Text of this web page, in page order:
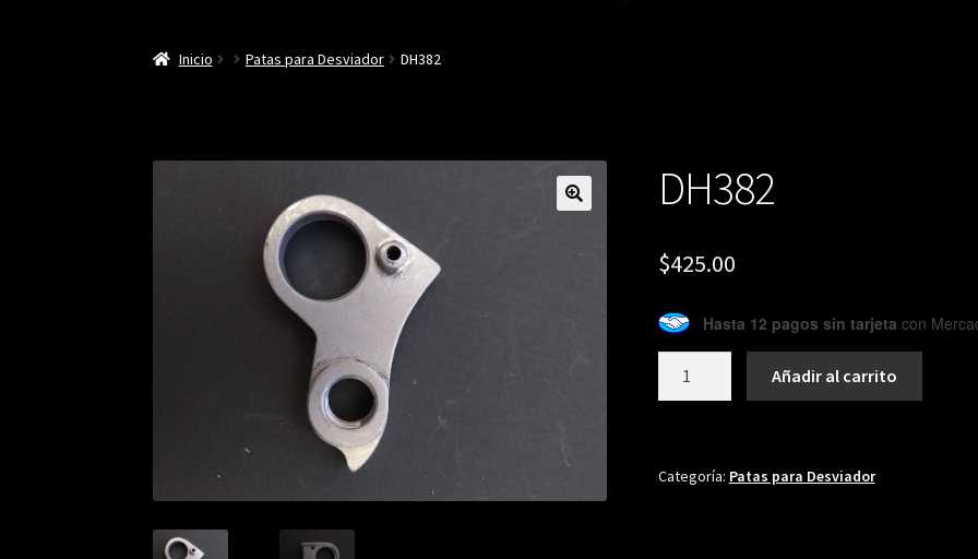
Inicio Patas para Desviador DH382
DH382
$425.00
Hasta 12 pagos sin tarjeta con
Añadir al carrito
Categoría: Patas para Desviador